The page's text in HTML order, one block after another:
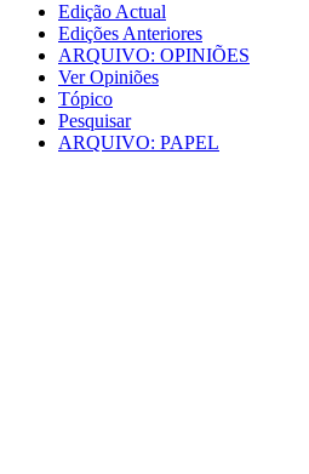
Edição Actual
Edições Anteriores
ARQUIVO: OPINIÕES
Ver Opiniões
Tópico
Pesquisar
ARQUIVO: PAPEL